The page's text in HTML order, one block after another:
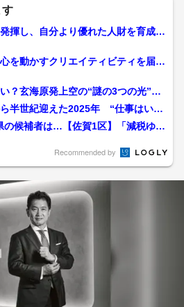
揮し、自分より優れた人財を育成す
を動かすクリエイティビティを届け
？玄海原発上空の“謎の3つの光”で
ら半世紀迎えた2025年 “仕事はいく
の候補者は…【佐賀1区】「減税ゆう
Recommended by